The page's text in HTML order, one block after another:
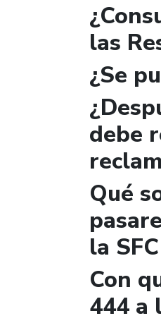
las
¿Se
debe
Qué
la
Con
444 a